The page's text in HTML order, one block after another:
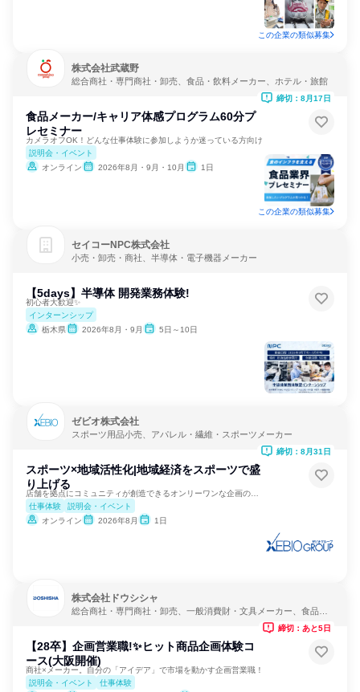
この企業の類似募集
株式会社武蔵野
総合商社・専門商社・卸売、食品・飲料メーカー、ホテル・旅館
食品メーカー/キャリア体感プログラム60分プ
レセミナー
カメラオフOK！どんな仕事体験に参加しようか迷っている方向け
説明会・イベント
オンライン
2026年8月・9月・10月 1日
締切：8月17日
この企業の類似募集
セイコーNPC株式会社
小売・卸売・商社、半導体・電子機器メーカー
【5days】半導体 開発業務体験!
初心者大歓迎✨
インターンシップ
栃木県
2026年8月・9月 5日～10日
ゼビオ株式会社
スポーツ用品小売、アパレル・繊維・スポーツメーカー
スポーツ×地域活性化|地域経済をスポーツで盛
り上げる
仕事体験
説明会・イベント
オンライン
2026年8月 1日
締切：8月31日
株式会社ドウシシャ
総合商社・専門商社・卸売、一般消費財・文具メーカー、食品・
【28卒】企画営業職!✨ヒット商品企画体験コ
ース(大阪開催)
商社×メーカー。自分の「アイデア」で市場を動かす企画営業職！
説明会・イベント
仕事体験
締切：あと5日